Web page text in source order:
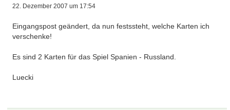
22. Dezember 2007 um 17:54
Eingangspost geändert, da nun festssteht, welche Karten ich
verschenke!
Es sind 2 Karten für das Spiel Spanien - Russland.
Luecki